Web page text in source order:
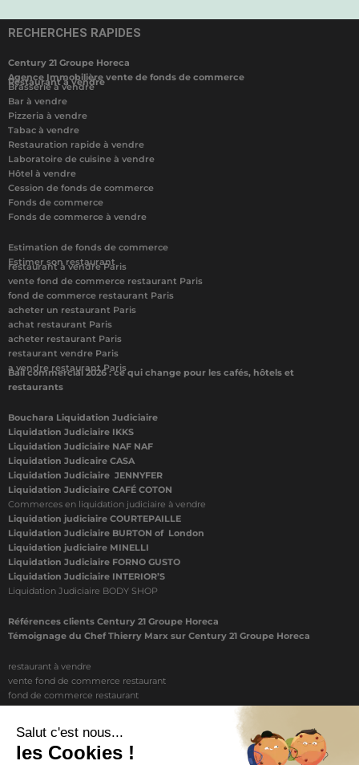
RECHERCHES RAPIDES
Century 21 Groupe Horeca
Agence Immobilière vente de fonds de commerce
Restaurant à vendre
Brasserie à vendre
Bar à vendre
Pizzeria à vendre
Tabac à vendre
Restauration rapide à vendre
Laboratoire de cuisine à vendre
Hôtel à vendre
Cession de fonds de commerce
Fonds de commerce
Fonds de commerce à vendre
Estimation de fonds de commerce
Estimer son restaurant
restaurant à vendre Paris
vente fond de commerce restaurant Paris
fond de commerce restaurant Paris
acheter un restaurant Paris
achat restaurant Paris
acheter restaurant Paris
restaurant vendre Paris
a vendre restaurant Paris
Bail commercial 2026 : ce qui change pour les cafés, hôtels et
restaurants
Bouchara Liquidation Judiciaire
Liquidation Judiciaire IKKS
Liquidation Judiciaire NAF NAF
Liquidation Judicaire CASA
Liquidation Judiciaire JENNYFER
Liquidation Judiciaire CAFÉ COTON
Commerces en liquidation judiciaire à vendre
Liquidation judiciaire COURTEPAILLE
Liquidation Judiciaire BURTON of London
Liquidation judiciaire MINELLI
Liquidation Judiciaire FORNO GUSTO
Liquidation Judiciaire INTERIOR’S
Liquidation Judiciaire BODY SHOP
Références clients Century 21 Groupe Horeca
Témoignage du Chef Thierry Marx sur Century 21 Groupe Horeca
restaurant à vendre
vente fond de commerce restaurant
fond de commerce restaurant
vente de fond de commerce restaurant
acheter restaurant